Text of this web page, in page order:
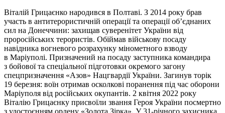
Віталій Грицаєнко народився в Полтаві. З 2014 року брав
участь в антитерористичній операції та операції об’єднаних
сил на Донеччини: захищав суверенітет України від
проросійських терористів. Обіймав військову посаду
навідника вогневого розрахунку мінометного взводу
в Маріуполі. Призначений на посаду заступника командира
з бойової та спеціальної підготовки окремого загону
спецпризначення «Азов» Нацгвардії України. Загинув торік
19 березня: воїн отримав осколкові поранення під час оборони
Маріуполя від російських окупантів. 2 квітня 2022 року
Віталію Грицаєнку присвоїли звання Героя України посмертно
з удостоєнням ордену «Золота Зірка». У 31-річного захисника